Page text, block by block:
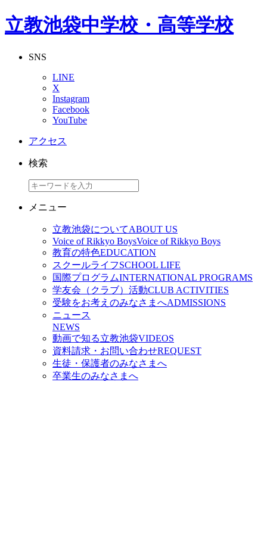
立教池袋中学校・高等学校
SNS
LINE
X
Instagram
Facebook
YouTube
アクセス
検索
メニュー
立教池袋についてABOUT US
Voice of Rikkyo BoysVoice of Rikkyo Boys
教育の特色EDUCATION
スクールライフSCHOOL LIFE
国際プログラムINTERNATIONAL PROGRAMS
学友会（クラブ）活動CLUB ACTIVITIES
受験をお考えのみなさまへADMISSIONS
ニュース
NEWS
動画で知る立教池袋VIDEOS
資料請求・お問い合わせREQUEST
生徒・保護者のみなさまへ
卒業生のみなさまへ